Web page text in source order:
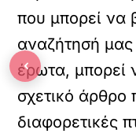
που μπορεί να
αναζήτησή
έρωτα, μπορεί
σχετικό άρθρο
διαφορετικές
‹